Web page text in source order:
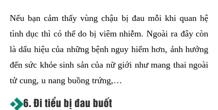
Nếu bạn cảm thấy vùng chậu bị đau mỗi khi quan hệ
tình dục thì có thể do bị viêm nhiễm. Ngoài ra đây còn
là dấu hiệu của những bệnh nguy hiểm hơn, ảnh hưởng
đến sức khỏe sinh sản của nữ giới như mang thai ngoài
tử cung, u nang buồng trứng,…
6. Đi tiểu bị đau buốt